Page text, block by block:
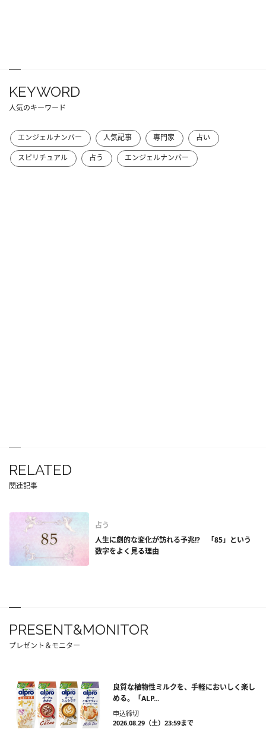
KEYWORD
人気のキーワード
エンジェルナンバー 人気記事 専門家
占い
スピリチュアル
占う エンジェルナンバー
RELATED
関連記事
占う
人生に劇的な変化が訪れる予兆!? 「85」という
数字をよく見る理由
PRESENT&MONITOR
プレゼント＆モニター
良質な植物性ミルクを、手軽においしく楽し
める。「ALP...
申込締切
2026.08.29（土）23:59まで